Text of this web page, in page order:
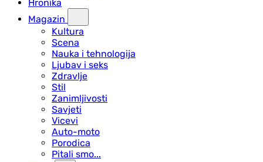
Hronika
Magazin
Kultura
Scena
Nauka i tehnologija
Ljubav i seks
Zdravlje
Stil
Zanimljivosti
Savjeti
Vicevi
Auto-moto
Porodica
Pitali smo...